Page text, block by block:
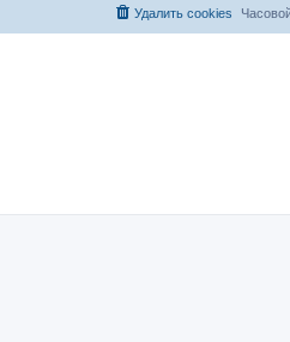
Удалить cookies